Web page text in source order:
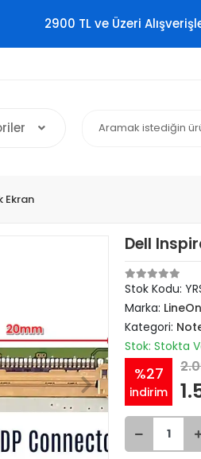
2900 TL ve Üzeri
Ekran
Dell
Stok Kodu:
Marka: LineOn
Kategori:
Stok: Stokta
%27
indirim